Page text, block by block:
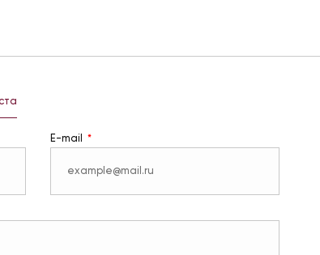
E-mail